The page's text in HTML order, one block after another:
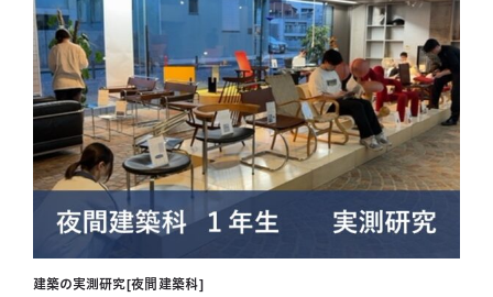
建築の実測研究[夜間建築科]